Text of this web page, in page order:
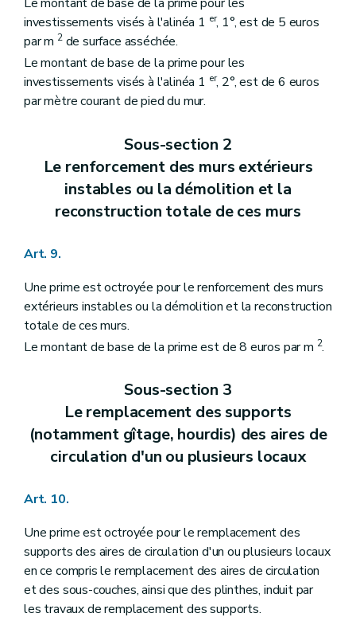
investissements visés à l'alinéa 1 er, 1°, est de 5 euros
par m 2de surface asséchée.
Le montant de base de la prime pour les
investissements visés à l'alinéa 1 er, 2°, est de 6 euros
par mètre courant de pied du mur.
Sous-section 2
Le renforcement des murs extérieurs
instables ou la démolition et la
reconstruction totale de ces murs
Art. 9.
Une prime est octroyée pour le renforcement des murs
extérieurs instables ou la démolition et la reconstruction
totale de ces murs.
Le montant de base de la prime est de 8 euros par m 2.
Sous-section 3
Le remplacement des supports
(notamment gîtage, hourdis) des aires de
circulation d'un ou plusieurs locaux
Art. 10.
Une prime est octroyée pour le remplacement des
supports des aires de circulation d'un ou plusieurs locaux
en ce compris le remplacement des aires de circulation
et des sous-couches, ainsi que des plinthes, induit par
les travaux de remplacement des supports.